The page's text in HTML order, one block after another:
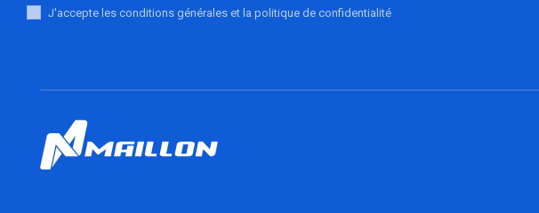
J'accepte les conditions générales et la politique de confidentialité